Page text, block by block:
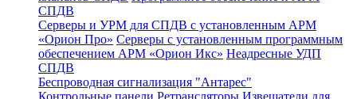
СПДВ
Серверы и УРМ для СПДВ с установленным АРМ
«Орион Про» Серверы с установленным программным
обеспечением АРМ «Орион Икс» Неадресные УДП
СПДВ
Беспроводная сигнализация "Антарес"
Контрольные панели Ретрансляторы Извещатели для